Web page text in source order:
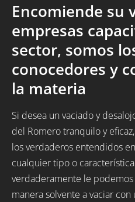
Encomiende su
empresas
sector, somos
conocedores y
la materia
Si desea un vaciado y
del Romero tranquilo y
los verdaderos entendidos
cualquier tipo o
verdaderamente le podemos
manera solvente a vaciar